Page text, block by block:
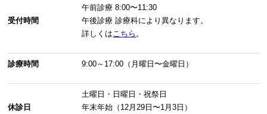
受付時間
午前診療8:00〜11:30
午後診療診療科により異なります。
詳しくはこちら 。
診療時間 9:00～17:00（月曜日〜金曜日）
休診日
土曜日・日曜日・祝祭日
年末年始（12月29日〜1月3日）